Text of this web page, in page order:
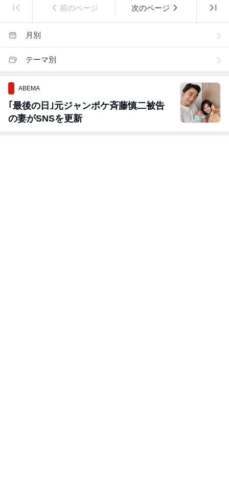
前のページ 次のページ
月別
テーマ別
ABEMA
｢最後の日｣元ジャンポケ斉藤慎二被告
の妻がSNSを更新